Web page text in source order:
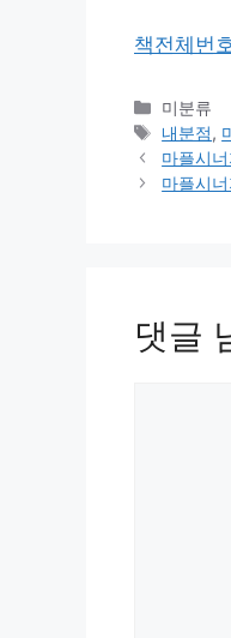
책전체번
카
테
고
리
미분류
태
그
내분점,
마플시
마플시
댓글